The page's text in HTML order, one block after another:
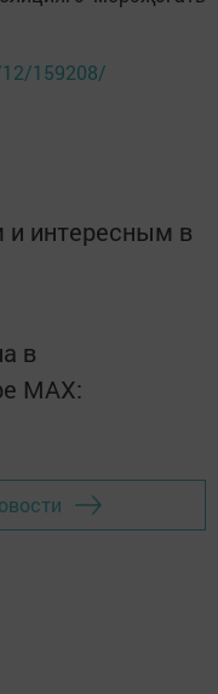
159208/
интересным в
в
MАХ: